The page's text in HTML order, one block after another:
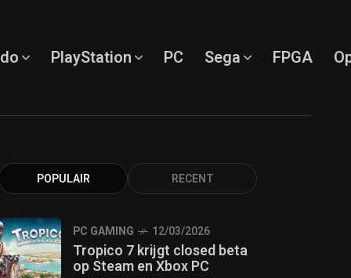
PlayStation PC Sega FPGA
POPULAIR RECENT
PC GAMING 12/03/2026
Tropico 7 krijgt closed beta
op Steam en Xbox PC